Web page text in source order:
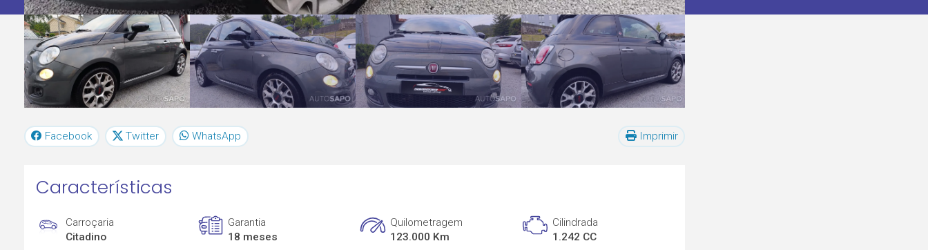
Facebook Twitter WhatsApp Imprimir
Características
Carroçaria
Citadino
Garantia
18 meses
Quilometragem
123.000 Km
Cilindrada
1.242 CC